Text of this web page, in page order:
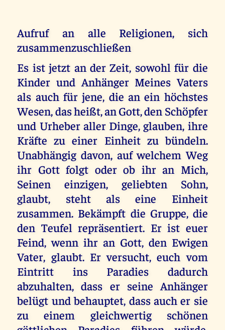
Aufruf an alle Religionen, sich
zusammenzuschließen
Es ist jetzt an der Zeit, sowohl für die
Kinder und Anhänger Meines Vaters
als auch für jene, die an ein höchstes
Wesen, das heißt, an Gott, den Schöpfer
und Urheber aller Dinge, glauben, ihre
Kräfte zu einer Einheit zu bündeln.
Unabhängig davon, auf welchem Weg
ihr Gott folgt oder ob ihr an Mich,
Seinen einzigen, geliebten Sohn,
glaubt, steht als eine Einheit
zusammen. Bekämpft die Gruppe, die
den Teufel repräsentiert. Er ist euer
Feind, wenn ihr an Gott, den Ewigen
Vater, glaubt. Er versucht, euch vom
Eintritt ins Paradies dadurch
abzuhalten, dass er seine Anhänger
belügt und behauptet, dass auch er sie
zu einem gleichwertig schönen